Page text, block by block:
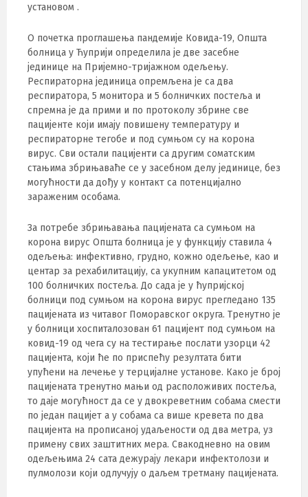
установом .
О почетка проглашења пандемије Ковида-19, Општа
болница у Ћуприји определила је две засебне
јединице на Пријемно-тријажном одељењу.
Респираторна јединица опремљена је са два
респиратора, 5 монитора и 5 болничких постеља и
спремна је да прими и по протоколу збрине све
пацијенте који имају повишену температуру и
респираторне тегобе и под сумњом су на корона
вирус. Сви остали пацијенти са другим соматским
стањима збрињаваће се у засебном делу јединице, без
могућности да дођу у контакт са потенцијално
зараженим особама.
За потребе збрињавања пацијената са сумњом на
корона вирус Општа болница је у функцију ставила 4
одељења: инфективно, грудно, кожно одељење, као и
центар за рехабилитацију, са укупним капацитетом од
100 болничких постеља. До сада је у ћупријској
болници под сумњом на корона вирус прегледано 135
пацијената из читавог Поморавског округа. Тренутно је
у болници хоспиталозован 61 пацијент под сумњом на
ковид-19 од чега су на тестирање послати узорци 42
пацијента, који ће по приспећу резултата бити
упућени на лечење у терцијалне установе. Како је број
пацијената тренутно мањи од расположивих постеља,
то даје могућност да се у двокреветним собама смести
по један пацијет а у собама са више кревета по два
пацијента на прописаној удаљености од два метра, уз
примену свих заштитних мера. Свакодневно на овим
одељењима 24 сата дежурају лекари инфектолози и
пулмолози који одлучују о даљем третману пацијената.